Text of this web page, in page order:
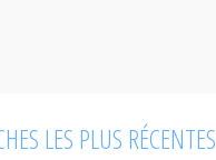
LES PLUS RÉCENTES